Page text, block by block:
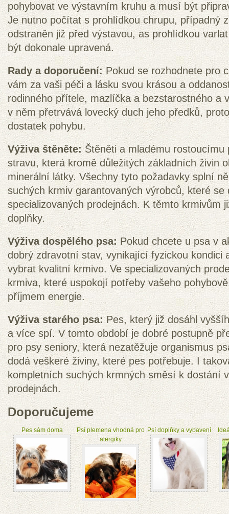
pohybovat ve výstavním kruhu a musí být
Je nutno počítat s prohlídkou chrupu, případný
odstraněn již před výstavou, as prohlídkou
být dokonale upravená.
Rady a doporučení: Pokud se rozhodnete pro
vám za vaši péči a lásku svou krásou a
rodinného přítele, mazlíčka a bezstarostného a
v něm přetrvává lovecký duch jeho předků,
dostatek pohybu.
Výživa štěněte:Štěněti a mladému rostoucímu
stravu, která kromě důležitých základních živin
minerální látky. Všechny tyto požadavky splní
suchých krmiv garantovaných výrobců, které se
specializovaných prodejnách. K těmto krmivům
doplňky.
Výživa dospělého psa: Pokud chcete u psa v
dobrý zdravotní stav, vynikající fyzickou kondici
vybrat kvalitní krmivo. Ve specializovaných
krmiva, které uspokojí potřeby vašeho
příjmem energie.
Výživa starého psa:Pes, který již dosáhl
a více spí. V tomto období je dobré postupně
pro psy seniory, která nezatěžuje organismus
dodá veškeré živiny, které pes potřebuje. I
kompletních suchých krmných směsí k dostání
prodejnách.
Doporučujeme
Pes sám doma
Psí plemena vhodná pro
alergiky
Psí doplňky a vybavení